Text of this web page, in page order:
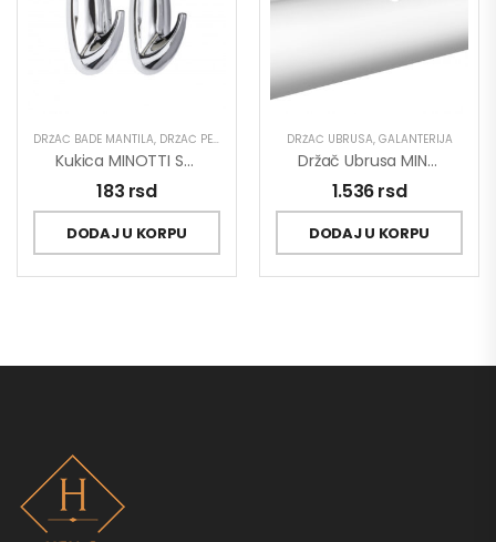
DRŽAČ BADE MANTILA, DRŽAČ PEŠKIRA GALANTERIJA
Kukica MINOTTI Samolepljiva 25×55 Ovalna Hrom ABS 1kg Nosivost
183 rsd
DODAJ U KORPU
DRŽAČ UBRUSA, GALANTERIJA
Držač Ubrusa MINOTTI Sa Poklopcem
1.536rsd
DODAJ U KORPU